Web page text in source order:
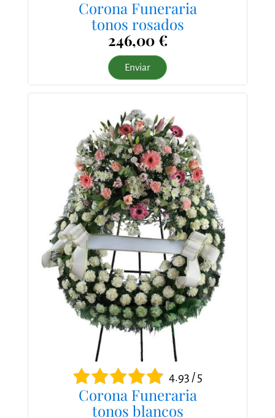
Corona Funeraria
tonos rosados
246,00 €
Enviar
4.93 / 5
Corona Funeraria
tonos blancos